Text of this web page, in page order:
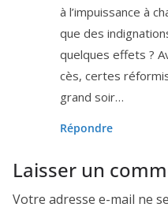
à l’im­puis­sance à
que des
quelques effets ?
cès, certes
grand soir…
Répondre
Laisser un
Votre adresse e-mail ne